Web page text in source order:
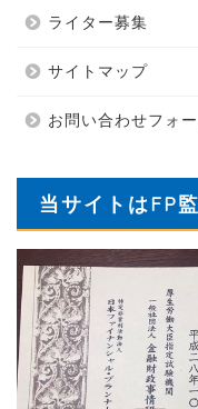
ライター募集
サイトマップ
お問い合わせフォ
当サイトはFP